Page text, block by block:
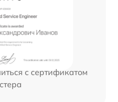
с сертификатом